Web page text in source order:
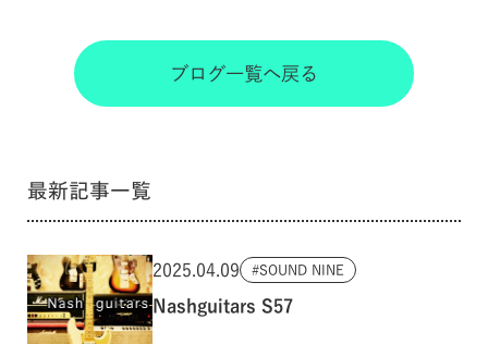
ブログ一覧へ戻る
最新記事一覧
2025.04.09 SOUND NINE
Nashguitars S57